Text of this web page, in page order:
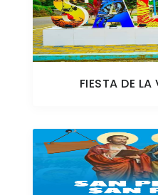
FIESTA DE